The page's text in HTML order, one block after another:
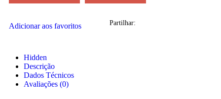
Adicionar aos favoritos Partilhar:
Hidden
Descrição
Dados Técnicos
Avaliações (0)